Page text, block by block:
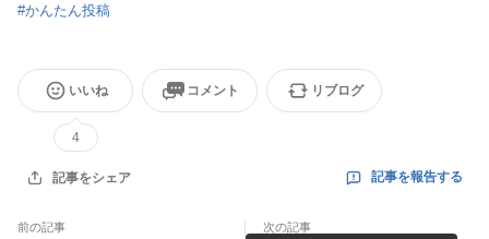
#かんたん投稿
いいね
4
コメント リブログ
記事をシェア 記事を報告する
前の記事 次の記事